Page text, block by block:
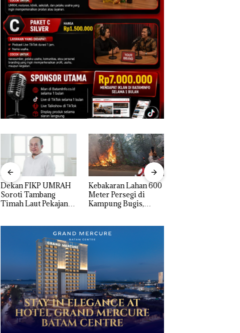
Dekan FIKP UMRAH
Soroti Tambang
Timah Laut Pekajang:
Kerusakan
Lingkungannya
Kebakaran Lahan 600
Meter Persegi di
Kampung Bugis,